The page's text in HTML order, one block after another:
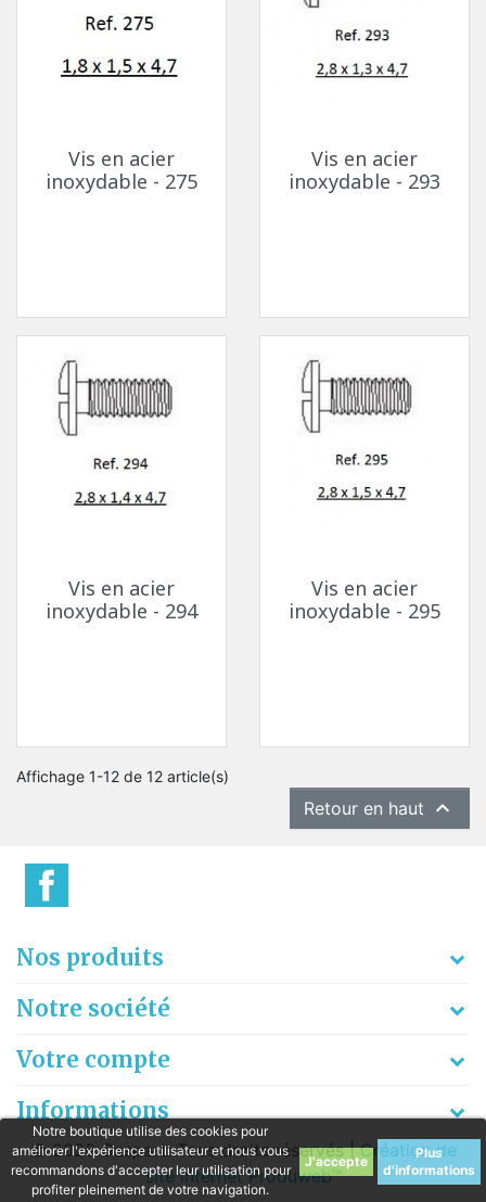
Notre boutique utilise des cookies pour
améliorer l'expérience utilisateur et nous vous
recommandons d'accepter leur utilisation pour
profiter pleinement de votre navigation.
Plus
d'informations
Vis en acier
inoxydable - 275
Vis en acier
inoxydable - 293
Vis en acier
inoxydable - 294
Vis en acier
inoxydable - 295
Affichage 1-12 de 12 article(s)
Retour en haut 
Nos produits
Notre société
Votre compte
Informations
© 2026 Gaspart. Tous droits réservés |Création de
site internet Produweb™